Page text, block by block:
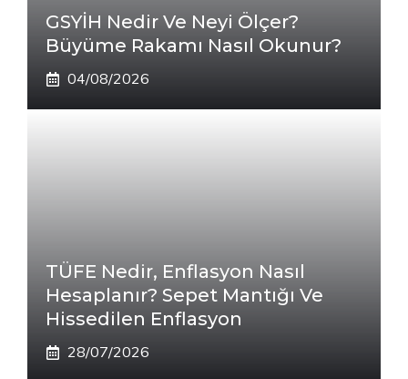
GSYİH Nedir Ve Neyi Ölçer?
Büyüme Rakamı Nasıl Okunur?
04/08/2026
TÜFE Nedir, Enflasyon Nasıl
Hesaplanır? Sepet Mantığı Ve
Hissedilen Enflasyon
28/07/2026